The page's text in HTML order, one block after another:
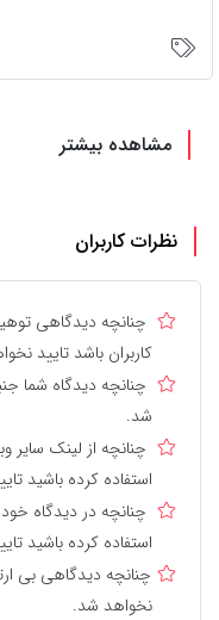
مشاهده بیشتر
نظرات کاربران
چنانچه دیدگاهی
کاربران باشد تایید
چنانچه دیدگاه شما
شد.
چنانچه از لینک سایر
استفاده کرده باشید
چنانچه در دیدگاه
استفاده کرده باشید
چنانچه دیدگاهی بی
نخواهد شد.